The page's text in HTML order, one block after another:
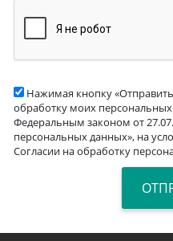
Нажимая кнопку
обработку моих персональных
Федеральным законом от
персональных данных», на
Согласии на обработку